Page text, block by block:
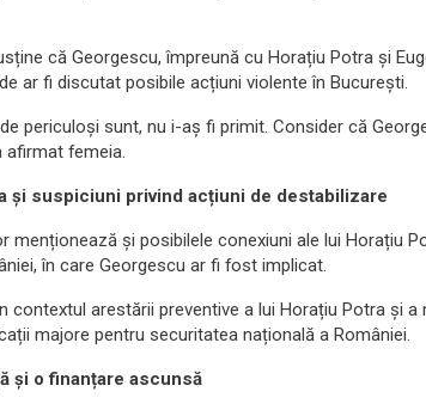
că Georgescu, împreună cu Horațiu Potra și
ar fi discutat posibile acțiuni violente în București.
periculoși sunt, nu i-aș fi primit. Consider că
afirmat femeia.
și suspiciuni privind acțiuni de destabilizare
menționează și posibilele conexiuni ale lui Horațiu
în care Georgescu ar fi fost implicat.
contextul arestării preventive a lui Horațiu Potra și
majore pentru securitatea națională a României.
și o finanțare ascunsă